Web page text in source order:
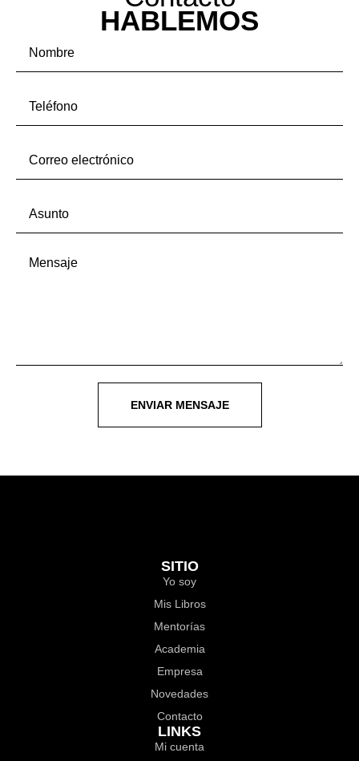
HABLEMOS
ENVIAR MENSAJE
SITIO
Yo soy
Mis Libros
Mentorías
Academia
Empresa
Novedades
Contacto
LINKS
Mi cuenta